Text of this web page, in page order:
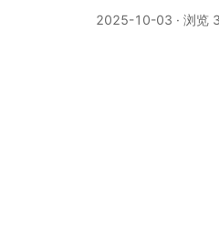
2025-10-03 · 浏览